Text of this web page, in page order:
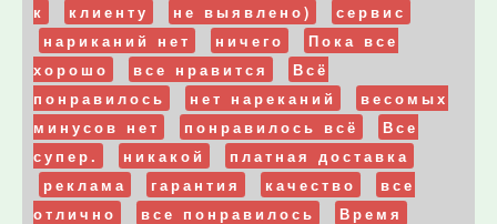
к
клиенту не выявлено)
сервис
нариканий нет
ничего
Пока все
хорошо
все нравится
Всё
понравилось
нет нареканий
весомых
минусов нет
понравилось всё
Все
супер.
никакой
платная доставка
реклама
гарантия качество
все
отлично
все понравилось
Время